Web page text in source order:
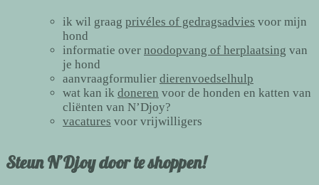
ik wil graag privéles of gedragsadvies voor mijn
hond
informatie over noodopvang of herplaatsing van
je hond
aanvraagformulier dierenvoedselhulp
wat kan ik doneren voor de honden en katten van
cliënten van N’Djoy?
vacatures voor vrijwilligers
Steun N’Djoy door te shoppen!